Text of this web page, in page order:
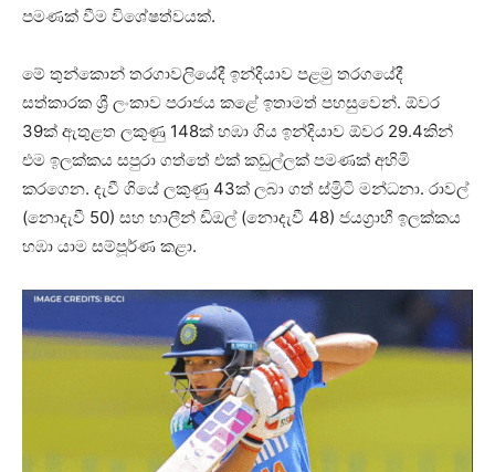
පමණක් වීම විශේෂත්වයක්.
මේ තුන්කොන් තරගාවලියේදී ඉන්දියාව පළමු තරගයේදී
සත්කාරක ශ්‍රී ලංකාව පරාජය කළේ ඉතාමත් පහසුවෙන්. ඕවර
39ක් ඇතුළත ලකුණු 148ක් හඹා ගිය ඉන්දියාව ඕවර 29.4කින්
එම ඉලක්කය සපුරා ගත්තේ එක් කඩුල්ලක් පමණක් අහිමි
කරගෙන. දැවී ගියේ ලකුණු 43ක් ලබා ගත් ස්ම්‍රිටි මන්ධනා. රාවල්
(නොදැවී 50) සහ හාලීන් ඩිඔල් (නොදැවී 48) ජයග්‍රාහී ඉලක්කය
හඹා යාම සම්පූර්ණ කළා.